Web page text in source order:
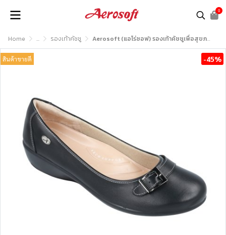
0
Home ... รองเท้าคัชชู Aerosoft (แอโร่ซอฟ) รองเท้าคัชชูเพื่อสุขภาพ รุ่น CW3131
สินค้าขายดี -45%